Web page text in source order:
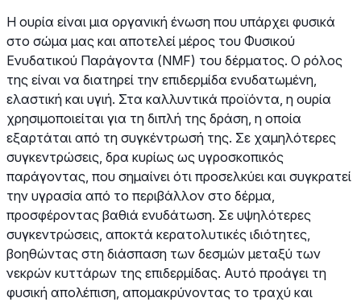
Η ουρία είναι μια οργανική ένωση που υπάρχει φυσικά
στο σώμα μας και αποτελεί μέρος του Φυσικού
Ενυδατικού Παράγοντα (NMF) του δέρματος. Ο ρόλος
της είναι να διατηρεί την επιδερμίδα ενυδατωμένη,
ελαστική και υγιή. Στα καλλυντικά προϊόντα, η ουρία
χρησιμοποιείται για τη διπλή της δράση, η οποία
εξαρτάται από τη συγκέντρωσή της. Σε χαμηλότερες
συγκεντρώσεις, δρα κυρίως ως υγροσκοπικός
παράγοντας, που σημαίνει ότι προσελκύει και συγκρατεί
την υγρασία από το περιβάλλον στο δέρμα,
προσφέροντας βαθιά ενυδάτωση. Σε υψηλότερες
συγκεντρώσεις, αποκτά κερατολυτικές ιδιότητες,
βοηθώντας στη διάσπαση των δεσμών μεταξύ των
νεκρών κυττάρων της επιδερμίδας. Αυτό προάγει τη
φυσική απολέπιση, απομακρύνοντας το τραχύ και